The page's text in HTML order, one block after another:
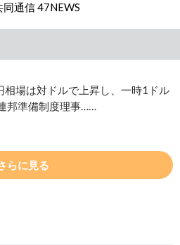
同通信 47NEWS
場は対ドルで上昇し、一時1ドル
邦準備制度理事……
らに見る